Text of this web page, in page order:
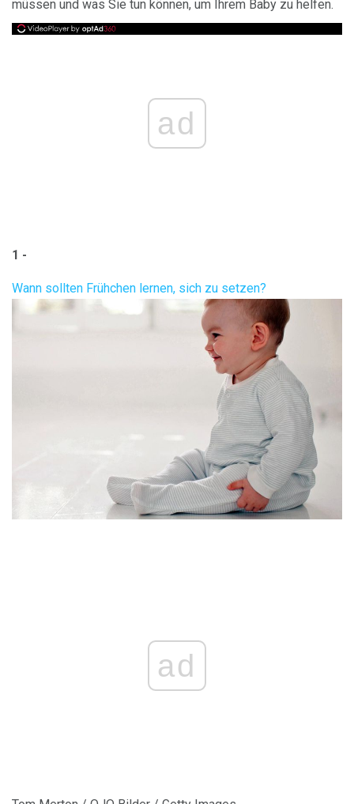
müssen und was Sie tun können, um Ihrem Baby zu helfen.
ad
1 -
Wann sollten Frühchen lernen, sich zu setzen?
ad